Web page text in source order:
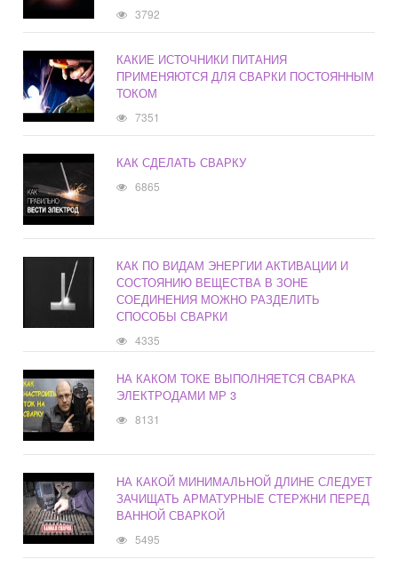
3792
КАКИЕ ИСТОЧНИКИ ПИТАНИЯ
ПРИМЕНЯЮТСЯ ДЛЯ СВАРКИ ПОСТОЯННЫМ
ТОКОМ
7351
КАК СДЕЛАТЬ СВАРКУ
6865
КАК ПО ВИДАМ ЭНЕРГИИ АКТИВАЦИИ И
СОСТОЯНИЮ ВЕЩЕСТВА В ЗОНЕ
СОЕДИНЕНИЯ МОЖНО РАЗДЕЛИТЬ
СПОСОБЫ СВАРКИ
4335
НА КАКОМ ТОКЕ ВЫПОЛНЯЕТСЯ СВАРКА
ЭЛЕКТРОДАМИ МР 3
8131
НА КАКОЙ МИНИМАЛЬНОЙ ДЛИНЕ СЛЕДУЕТ
ЗАЧИЩАТЬ АРМАТУРНЫЕ СТЕРЖНИ ПЕРЕД
ВАННОЙ СВАРКОЙ
5495